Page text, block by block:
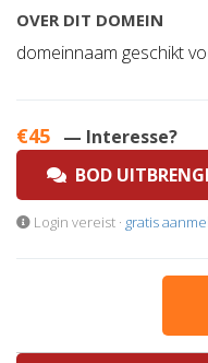
OVER DIT DOMEIN
domeinnaam geschikt
€45 — Interesse?
BOD
Login vereist · gratis